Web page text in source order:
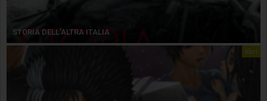
STORIA DELL’ALTRA ITALIA
libri